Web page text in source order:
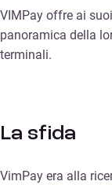
VIMPay offre ai
panoramica della
terminali.
La sfida
VimPay era alla